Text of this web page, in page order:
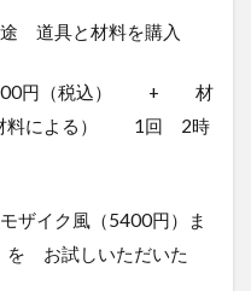
具と材料を購入
円（税込） + 材
材料による） 1回 2時
イク風（5400円）ま
お試しいただいた